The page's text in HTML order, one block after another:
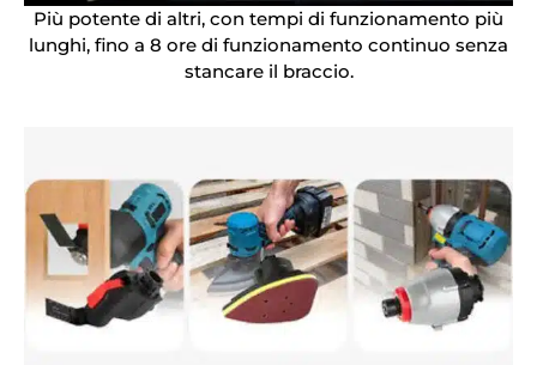
Più potente di altri, con tempi di funzionamento più
lunghi, fino a 8 ore di funzionamento continuo senza
stancare il braccio.